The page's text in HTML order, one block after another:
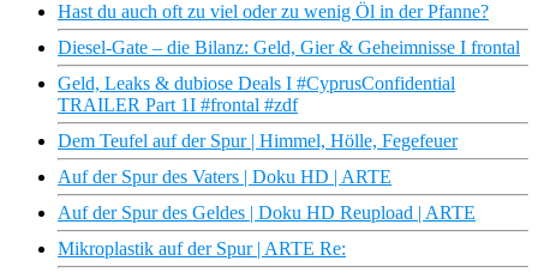
Hast du auch oft zu viel oder zu wenig Öl in der Pfanne?
Diesel-Gate – die Bilanz: Geld, Gier & Geheimnisse I frontal
Geld, Leaks & dubiose Deals I #CyprusConfidential
TRAILER Part 1I #frontal #zdf
Dem Teufel auf der Spur | Himmel, Hölle, Fegefeuer
Auf der Spur des Vaters | Doku HD | ARTE
Auf der Spur des Geldes | Doku HD Reupload | ARTE
Mikroplastik auf der Spur | ARTE Re: